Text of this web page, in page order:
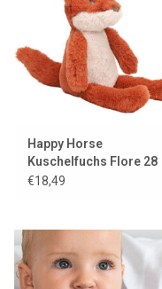
Lookbooks
Marken
Happy Horse
Kuschelfuchs Flore 28
cm
€18,49